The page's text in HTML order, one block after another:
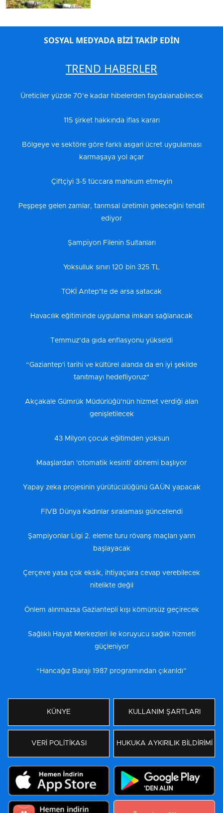
SOSYAL MEDYADA BİZİ TAKİP EDİN
TREND HABERLER
Üreticiler yüzde 70’e kadar hibelerden faydalanabilecek
115 şirket hakkında iflas kararı
Bölgeye ve sektöre göre farklı asgari ücret uygulaması
karmaşaya yol açar
Çiftçiyi 3-5 tüccara mahkum etmeyin
Peşpeşe gelen zamlar, tarımsal üretimin geleceğini tehdit
ediyor
Şampiyon Filenin Sultanları
Yoksulluk sınırı 120 bin 325 TL
TOKİ Antep’te de arsa satacak
Havacılık eğitiminde uygulama imkanı sağlanacak
Temmuz’da gıda enflasyonu yükseldi
“Gaziantep'i tarihi ve kültürel alanda da en iyi şekilde
tanıtmayı hedefliyoruz"
Akçakale Gümrük Müdürlüğü’nün hizmet verdiği alan
genişletilecek
43 Milyon çocuk eğitimden yoksun
Maaşlardan 'otomatik kesinti' dönemi başlıyor
Yapay zeka projesinin yürütücülüğünü GAÜN yapacak
FIVB Dünya Kadınlar sıralaması güncellendi
Şampiyonlar Ligi 2. eleme turu rövanş maçları yarın
başlayacak
Çerçeve yasa çok eksik, ihtiyaçlara cevap verebilecek
nitelikte değil
Önlem alınmazsa Gaziantepli kışı kömürsüz geçirecek
Sağlıklı Hayat Merkezleri ile koruyucu sağlık hizmeti
güçleniyor
“Hancağız Barajı 1987 programından çıkarıldı”
KÜNYE KULLANIM ŞARTLARI
VERİ POLİTİKASI HUKUKA AYKIRILIK BİLDİRİMİ